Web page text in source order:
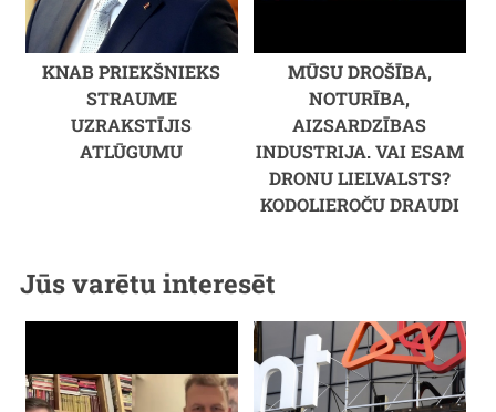
KNAB PRIEKŠNIEKS
STRAUME
UZRAKSTĪJIS
ATLŪGUMU
MŪSU DROŠĪBA,
NOTURĪBA,
AIZSARDZĪBAS
INDUSTRIJA. VAI ESAM
DRONU LIELVALSTS?
KODOLIEROČU DRAUDI
Jūs varētu interesēt